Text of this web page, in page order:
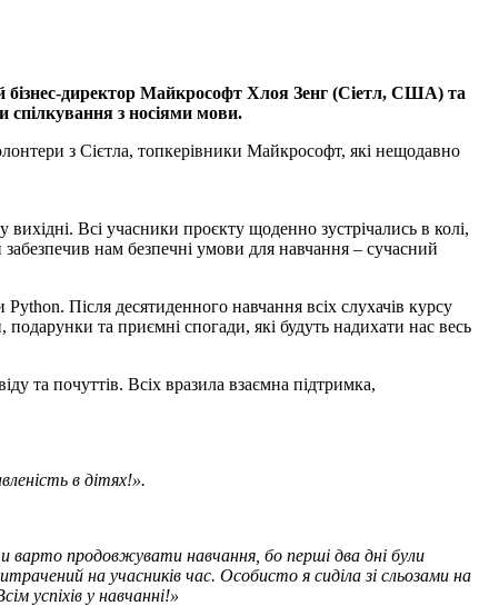
бізнес-директор Майкрософт Хлоя Зенг (Сіетл, США) та
спілкування з носіями мови.
з Сієтла, топкерівники Майкрософт, які нещодавно
Всі учасники проєкту щоденно зустрічались в колі,
нам безпечні умови для навчання ‒ сучасний
Після десятиденного навчання всіх слухачів курсу
та приємні спогади, які будуть надихати нас весь
та почуттів. Всіх вразила взаємна підтримка,
в дітях!».
варто продовжувати навчання, бо перші два дні були
на учасників час. Особисто я сиділа зі сльозами на
успіхів у навчанні!»